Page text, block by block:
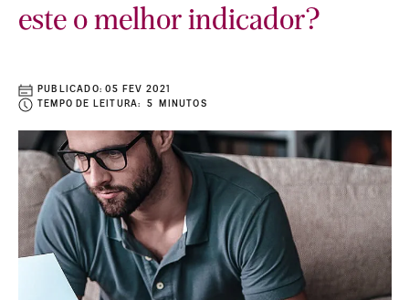
este o melhor indicador?
PUBLICADO:05 FEV 2021
TEMPO DE LEITURA: 5 MINUTOS